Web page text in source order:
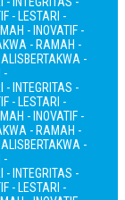
- LESTARI -
- INOVATIF -
- RAMAH -
BERTAKWA -
-
- INTEGRITAS -
- LESTARI -
- INOVATIF -
- RAMAH -
BERTAKWA -
-
- INTEGRITAS -
- LESTARI -